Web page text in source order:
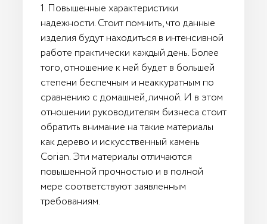
1. Повышенные характеристики
надежности. Стоит помнить, что данные
изделия будут находиться в интенсивной
работе практически каждый день. Более
того, отношение к ней будет в большей
степени беспечным и неаккуратным по
сравнению с домашней, личной. И в этом
отношении руководителям бизнеса стоит
обратить внимание на такие материалы
как дерево и искусственный камень
Corian. Эти материалы отличаются
повышенной прочностью и в полной
мере соответствуют заявленным
требованиям.